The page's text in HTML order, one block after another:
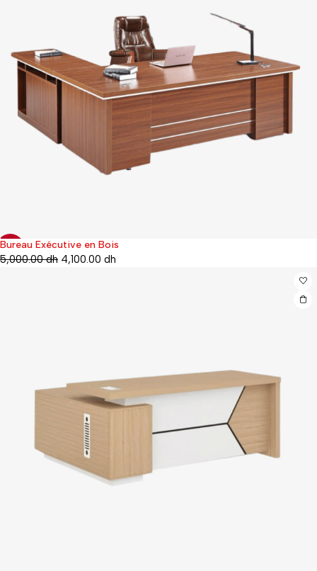
23%
Bureau Exécutive en Bois
5,000.00dh 4,100.00 dh